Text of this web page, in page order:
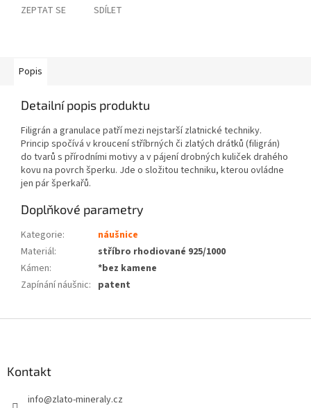
ZEPTAT SE SDÍLET
Popis
Detailní popis produktu
Filigrán a granulace patří mezi nejstarší zlatnické techniky.
Princip spočívá v kroucení stříbrných či zlatých drátků (filigrán)
do tvarů s přírodními motivy a v pájení drobných kuliček drahého
kovu na povrch šperku. Jde o složitou techniku, kterou ovládne
jen pár šperkařů.
Doplňkové parametry
Kategorie:
náušnice
Materiál:
stříbro rhodiované 925/1000
Kámen:
*bez kamene
Zapínání náušnic: patent
Kontakt
info@zlato-mineraly.cz